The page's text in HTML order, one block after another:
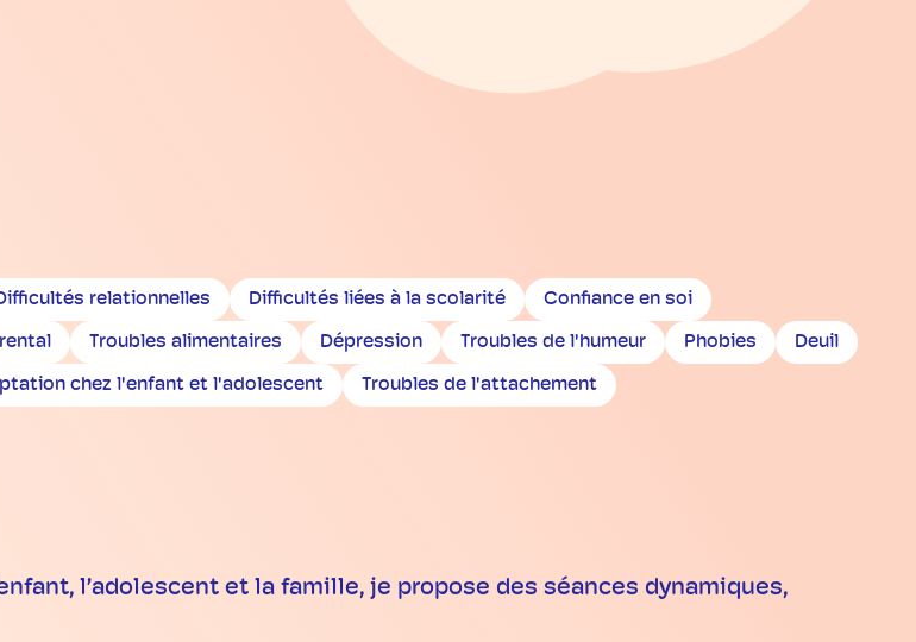
relationnelles Difficultés liées à la scolarité Confiance en soi
Troubles alimentaires Dépression Troubles de l'humeur Phobies Deuil
chez l'enfant et l'adolescent Troubles de l'attachement
l’adolescent et la famille, je propose des séances dynamiques,